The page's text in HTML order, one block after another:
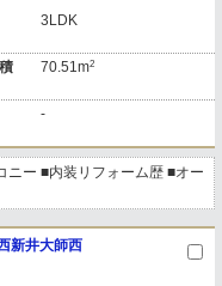
3LDK
70.51m2
-
ニー ■内装リフォーム歴 ■オー
新井大師西